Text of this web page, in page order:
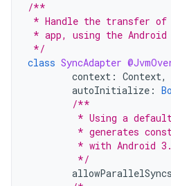
/**
* Handle the transfer of
* app, using the Android
*/
class SyncAdapter
context : Context,
autoInitialize :
/**
* Using a
* generates
* with Android
         */
allowParallelSyncs